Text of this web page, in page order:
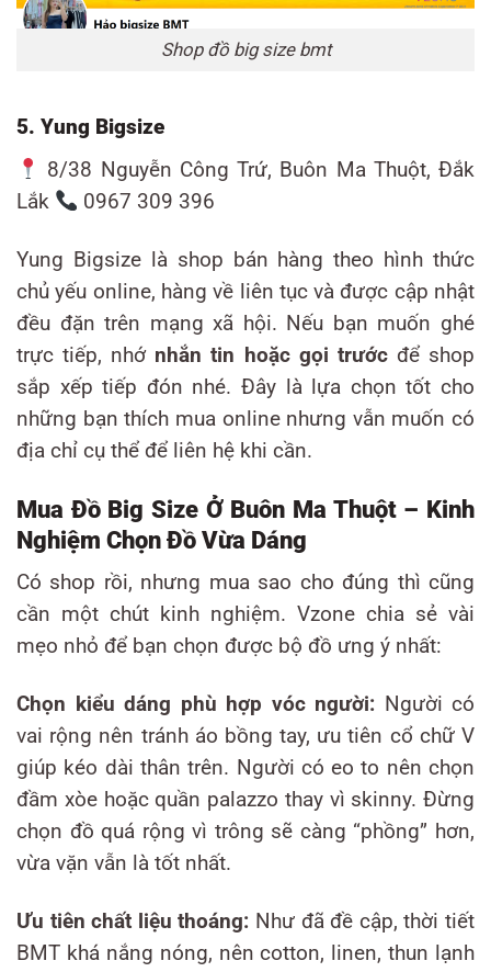
Shop đồ big size bmt
5. Yung Bigsize
8/38 Nguyễn Công Trứ, Buôn Ma Thuột, Đắk
Lắk
0967 309 396
Yung Bigsize là shop bán hàng theo hình thức
chủ yếu online, hàng về liên tục và được cập nhật
đều đặn trên mạng xã hội. Nếu bạn muốn ghé
trực tiếp, nhớ nhắn tin hoặc gọi trướcđể shop
sắp xếp tiếp đón nhé. Đây là lựa chọn tốt cho
những bạn thích mua online nhưng vẫn muốn có
địa chỉ cụ thể để liên hệ khi cần.
Mua Đồ Big Size Ở Buôn Ma Thuột – Kinh
Nghiệm Chọn Đồ Vừa Dáng
Có shop rồi, nhưng mua sao cho đúng thì cũng
cần một chút kinh nghiệm. Vzone chia sẻ vài
mẹo nhỏ để bạn chọn được bộ đồ ưng ý nhất:
Chọn kiểu dáng phù hợp vóc người: Người có
vai rộng nên tránh áo bồng tay, ưu tiên cổ chữ V
giúp kéo dài thân trên. Người có eo to nên chọn
đầm xòe hoặc quần palazzo thay vì skinny. Đừng
chọn đồ quá rộng vì trông sẽ càng “phồng” hơn,
vừa vặn vẫn là tốt nhất.
Ưu tiên chất liệu thoáng: Như đã đề cập, thời tiết
BMT khá nắng nóng, nên cotton, linen, thun lạnh